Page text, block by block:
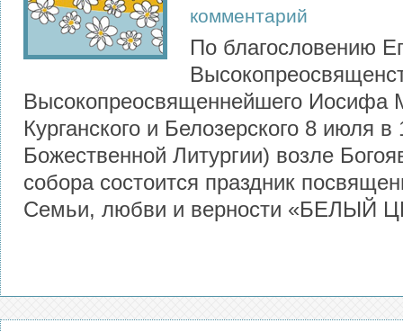
комментарий
По благословению
Высокопреосвященнейшего Иосифа
Курганского и Белозерского 8 июля в
Божественной Литургии) возле
собора состоится праздник
Семьи, любви и верности «БЕЛЫЙ